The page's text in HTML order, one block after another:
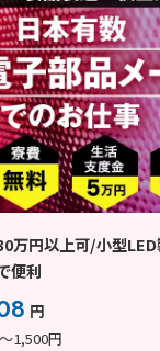
万円以上可/小型
便利
円
1,500円